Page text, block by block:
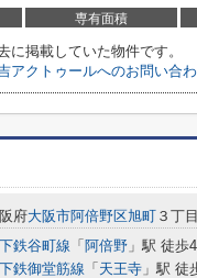
専有面積
に掲載していた物件です。
アクトゥールへのお問い合
府大阪市阿倍野区旭町 ３丁
鉄谷町線 「 阿倍野 」駅 徒歩
鉄御堂筋線 「 天王寺 」駅 徒